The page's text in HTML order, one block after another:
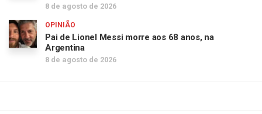
8 de agosto de 2026
OPINIÃO
Pai de Lionel Messi morre aos 68 anos, na
Argentina
8 de agosto de 2026